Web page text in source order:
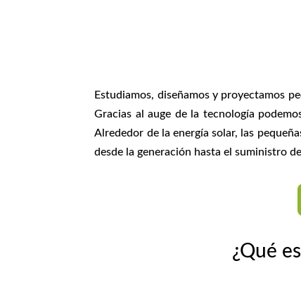
Estudiamos, diseñamos y proyectamos
Gracias al auge de la tecnología
Alrededor de la energía solar, las
desde la generación hasta el suministro
¿Qué